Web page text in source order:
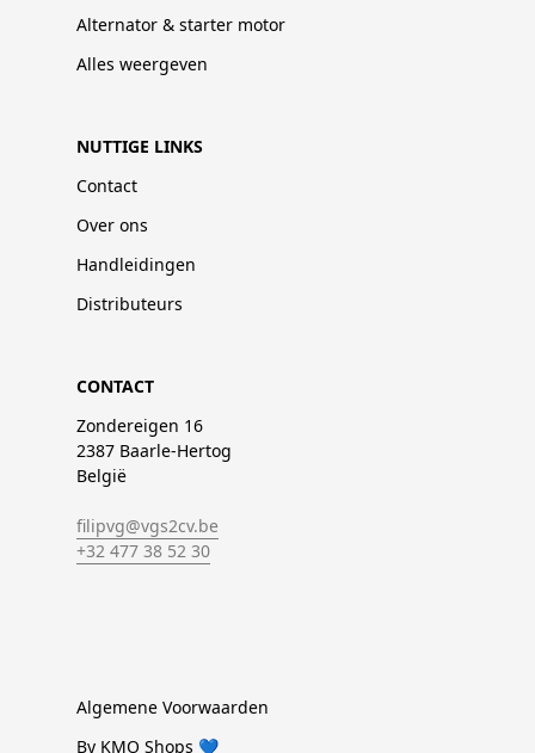
Alternator & starter motor
Alles weergeven
NUTTIGE LINKS
Contact
Over ons
Handleidingen
Distributeurs
CONTACT
Zondereigen 16
2387 Baarle-Hertog
België
filipvg@vgs2cv.be
+32 477 38 52 30
Algemene Voorwaarden
By KMO Shops 💙